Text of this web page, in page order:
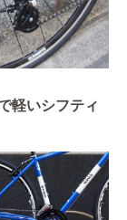
軽いシフティ